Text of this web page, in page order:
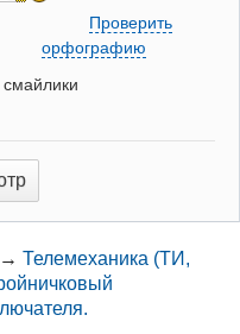
Проверить
орфографию
→Телемеханика (ТИ,